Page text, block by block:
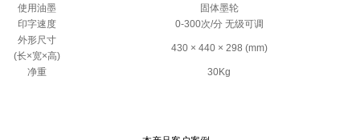
使用油墨
固体墨轮
印字速度
0-300次/分 无级可调
外形尺寸
(长×宽×高)
430 × 440 × 298 (mm)
净重 30Kg